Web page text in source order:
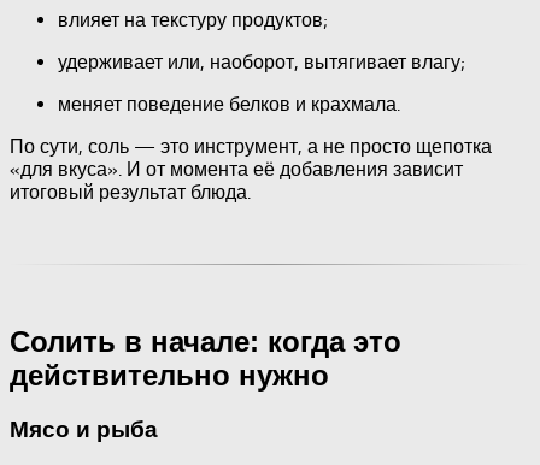
влияет на текстуру продуктов;
удерживает или, наоборот, вытягивает влагу;
меняет поведение белков и крахмала.
По сути, соль — это инструмент, а не просто щепотка
«для вкуса». И от момента её добавления зависит
итоговый результат блюда.
Солить в начале: когда это
действительно нужно
Мясо и рыба